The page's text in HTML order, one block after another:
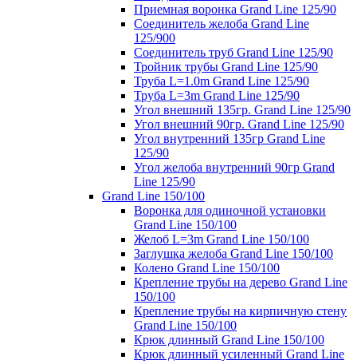
Приемная воронка Grand Line 125/90
Соединитель желоба Grand Line
125/900
Соединитель труб Grand Line 125/90
Тройник трубы Grand Line 125/90
Труба L=1.0m Grand Line 125/90
Труба L=3m Grand Line 125/90
Угол внешний 135гр. Grand Line 125/90
Угол внешний 90гр. Grand Line 125/90
Угол внутренний 135гр Grand Line
125/90
Угол желоба внутренний 90гр Grand
Line 125/90
Grand Line 150/100
Воронка для одиночной установки
Grand Line 150/100
Желоб L=3m Grand Line 150/100
Заглушка желоба Grand Line 150/100
Колено Grand Line 150/100
Крепление трубы на дерево Grand Line
150/100
Крепление трубы на кирпичную стену
Grand Line 150/100
Крюк длинный Grand Line 150/100
Крюк длинный усиленный Grand Line